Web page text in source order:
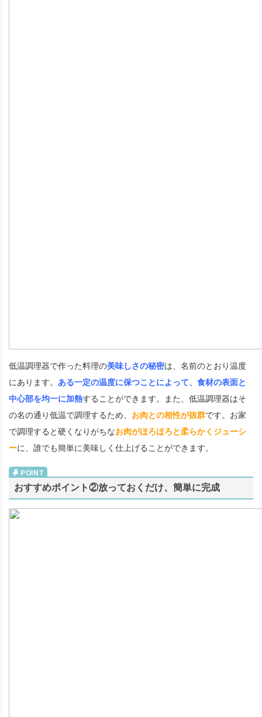
低温調理器で作った料理の美味しさの秘密は、名前のとおり温度
にあります。 ある一定の温度に保つことによって、食材の表面と
中心部を均一に加熱することができます。また、低温調理器はそ
の名の通り低温で調理するため、 お肉との相性が抜群です。お家
で調理すると硬くなりがちなお肉がほろほろと柔らかくジューシ
ーに、誰でも簡単に美味しく仕上げることができます。
おすすめポイント②放っておくだけ、簡単に完成